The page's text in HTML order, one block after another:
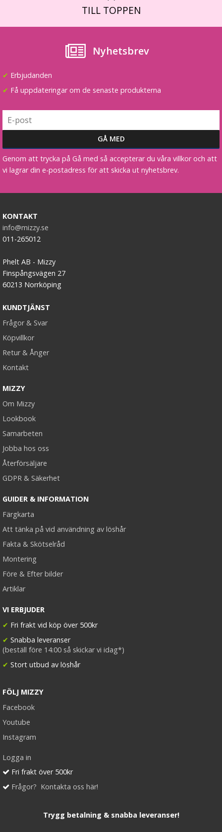
TILL TOPPEN
Nyhetsbrev
✔ Erbjudanden
✔ Få uppdateringar om de senaste produkterna
Genom att trycka på Gå med så accepterar du våra villkor och att
vi lagrar din e-postadress för att skicka ut nyhetsbrev.
KONTAKT
info@mizzy.se
011-265012
Phelt AB - Mizzy
Finspångsvägen 27
60213 Norrköping
KUNDTJÄNST
Frågor & Svar
Köpvillkor
Retur & Ånger
Kontakt
MIZZY
Om Mizzy
Lookbook
Samarbeten
Jobba hos oss
Återförsäljare
GDPR & Säkerhet
GUIDER & INFORMATION
Färgkarta
Att tänka på vid användning av löshår
Fakta & Skötselråd
Montering
Före & Efter bilder
Artiklar
VI ERBJUDER
✔ Fri frakt vid köp över 500kr
✔ Snabba leveranser
(beställ före 14:00 så skickar vi idag*)
✔ Stort utbud av löshår
FÖLJ MIZZY
Facebook
Youtube
Instagram
Logga in
Fri frakt över 500kr
Frågor? Kontakta oss här!
Trygg betalning & snabba leveranser!